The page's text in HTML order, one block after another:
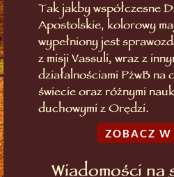
Tak jakby współczesne
Apostolskie, kolorowy
wypełniony jest
z misji Vassuli, wraz z
działalnościami PżwB na
świecie oraz różnymi
duchowymi z Orędzi.
ZOBACZ W